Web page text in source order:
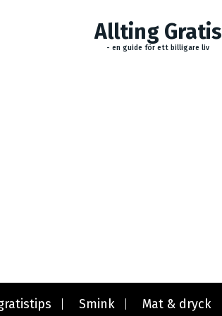
Allting Gratis
- en guide för ett billigare liv
Smink Mat & dryck